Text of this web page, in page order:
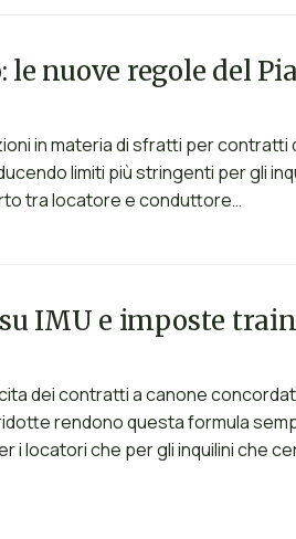
nuove regole del
in materia di sfratti per contratti
limiti più stringenti per gli
tra locatore e conduttore…
IMU e imposte
dei contratti a canone
rendono questa formula
i locatori che per gli inquilini che